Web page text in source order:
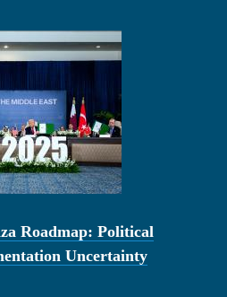
Roadmap: Political
Uncertainty